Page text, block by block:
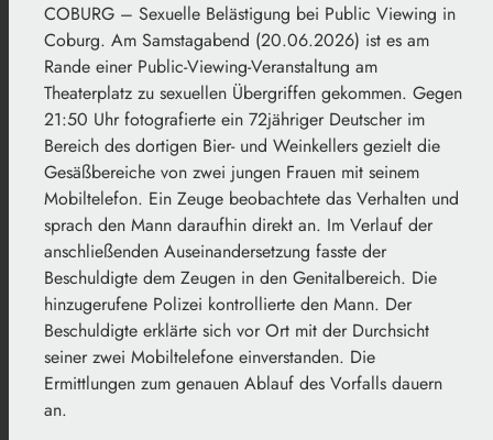
COBURG – Sexuelle Belästigung bei Public Viewing in
Coburg. Am Samstagabend (20.06.2026) ist es am
Rande einer Public-Viewing-Veranstaltung am
Theaterplatz zu sexuellen Übergriffen gekommen. Gegen
21:50 Uhr fotografierte ein 72jähriger Deutscher im
Bereich des dortigen Bier- und Weinkellers gezielt die
Gesäßbereiche von zwei jungen Frauen mit seinem
Mobiltelefon. Ein Zeuge beobachtete das Verhalten und
sprach den Mann daraufhin direkt an. Im Verlauf der
anschließenden Auseinandersetzung fasste der
Beschuldigte dem Zeugen in den Genitalbereich. Die
hinzugerufene Polizei kontrollierte den Mann. Der
Beschuldigte erklärte sich vor Ort mit der Durchsicht
seiner zwei Mobiltelefone einverstanden. Die
Ermittlungen zum genauen Ablauf des Vorfalls dauern
an.